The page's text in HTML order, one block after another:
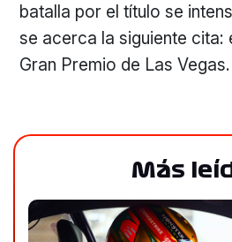
batalla por el título se
se acerca la siguiente cita:
Gran Premio de Las Vegas.
Más